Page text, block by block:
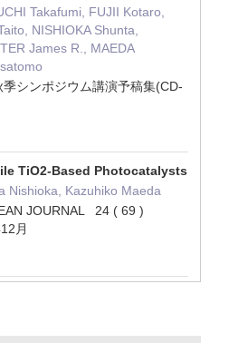
Takafumi, FUJII Kotaro,
NISHIOKA Shunta,
James R., MAEDA
シンポジウム講演予稿集(CD-
TiO2-Based Photocatalysts
Nishioka, Kazuhiko Maeda
JOURNAL 24 ( 69 )
月